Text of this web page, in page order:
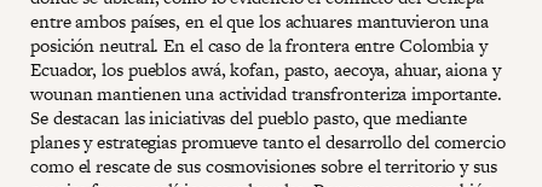
entre ambos países, en el que los achuares mantuvieron una
posición neutral. En el caso de la frontera entre Colombia y
Ecuador, los pueblos awá, kofan, pasto, aecoya, ahuar, aiona y
wounan mantienen una actividad transfronteriza importante.
Se destacan las iniciativas del pueblo pasto, que mediante
planes y estrategias promueve tanto el desarrollo del comercio
como el rescate de sus cosmovisiones sobre el territorio y sus